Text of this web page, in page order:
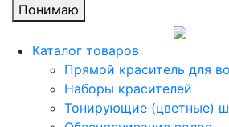
Понимаю
Каталог товаров
Прямой краситель для
Наборы красителей
Тонирующие (цветные)